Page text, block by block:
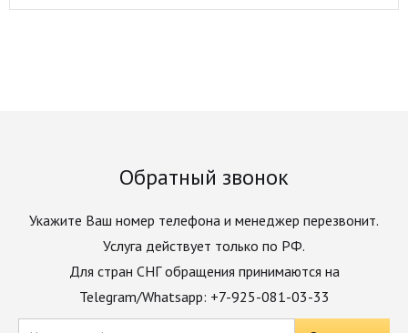
Обратный звонок
Укажите Ваш номер телефона и менеджер перезвонит.
Услуга действует только по РФ.
Для стран СНГ обращения принимаются на
Telegram/Whatsapp: +7-925-081-03-33